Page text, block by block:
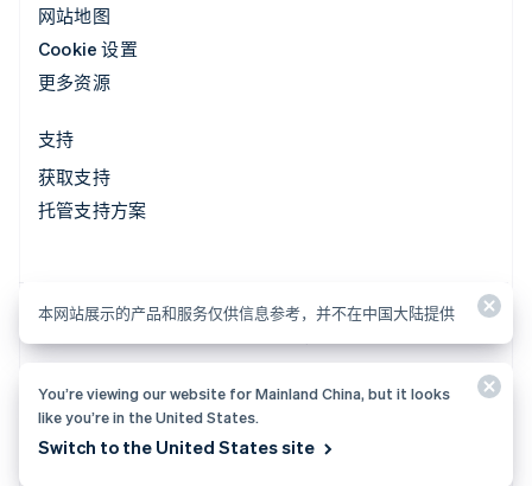
网站地图
Cookie 设置
更多资源
支持
获取支持
托管支持方案
© 2026 Stripe, LLC
本网站展示的产品和服务仅供信息参考，并不在中国大陆提供
You’re viewing our website for Mainland China, but it looks
like you’re in the United States.
Switch to the United States site